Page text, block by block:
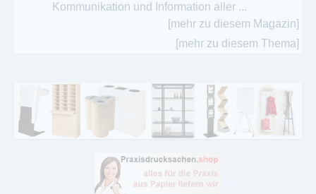
Kommunikation und Information aller ...
[mehr zu diesem Magazin]
[mehr zu diesem Thema]